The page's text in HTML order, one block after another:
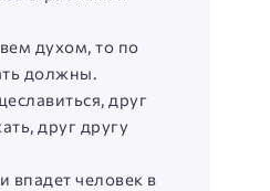
духом, то по
должны.
друг
друг другу
впадет человек в